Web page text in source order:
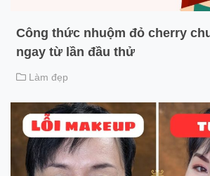
Công thức nhuộm đỏ cherry
ngay từ lần đầu thử
Làm đẹp